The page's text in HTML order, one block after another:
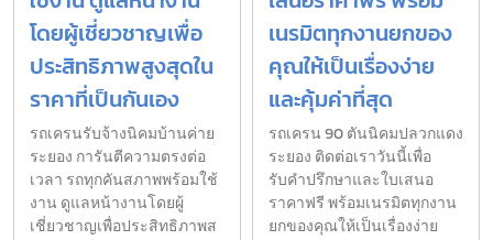
โดยผู้เชี่ยวชาญเพื่อ
ประสิทธิภาพสูงสุดใน
ราคาที่เป็นกันเอง
รถเครนรับจ้างนิคมบ้านค่าย
ระยอง การันตีความตรงต่อ
เวลา รถทุกคันสภาพพร้อมใช้
งาน ดูแลหน้างานโดยผู้
เชี่ยวชาญเพื่อประสิทธิภาพส
เนรมิตทุกงานยกของ
คุณให้เป็นเรื่องง่าย
และคุ้มค่าที่สุด
รถเครน 90 ตันนิคมปลวกแดง
ระยอง ติดต่อเราวันนี้เพื่อ
รับคำปรึกษาและใบเสนอ
ราคาฟรี พร้อมเนรมิตทุกงาน
ยกของคุณให้เป็นเรื่องง่าย